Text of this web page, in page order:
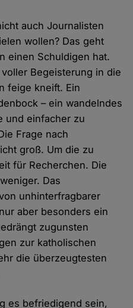
auch Journalisten
wollen? Das geht
einen Schuldigen hat.
Begeisterung in die
feige kneift. Ein
– ein wandelndes
und einfacher zu
Frage nach
groß. Um die zu
für Recherchen. Die
Das
unhinterfragbarer
aber besonders ein
zugunsten
zur katholischen
die überzeugtesten
es befriedigend sein,